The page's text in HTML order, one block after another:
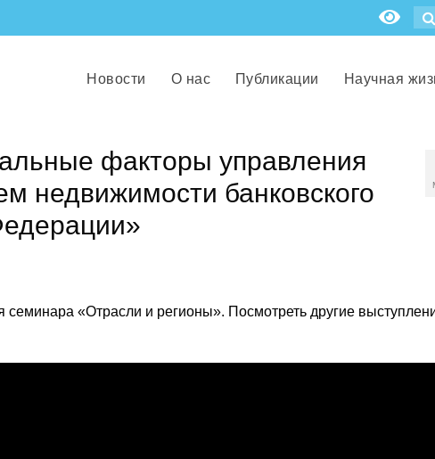
Новости О нас Публикации Научная
факторы управления
недвижимости банковского
«Отрасли и регионы». Посмотреть другие